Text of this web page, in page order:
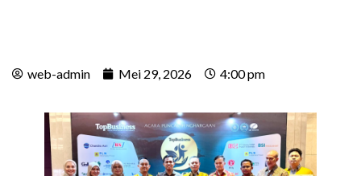
web-admin Mei 29, 2026 4:00 pm